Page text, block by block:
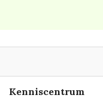
Kenniscentrum